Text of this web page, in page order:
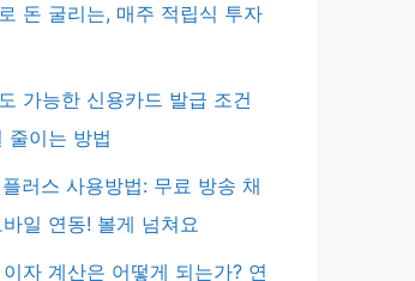
돈 굴리는, 매주 적립식 투자
가능한 신용카드 발급 조건
줄이는 방법
러스 사용방법: 무료 방송 채
일 연동! 볼게 넘쳐요
자 계산은 어떻게 되는가? 연